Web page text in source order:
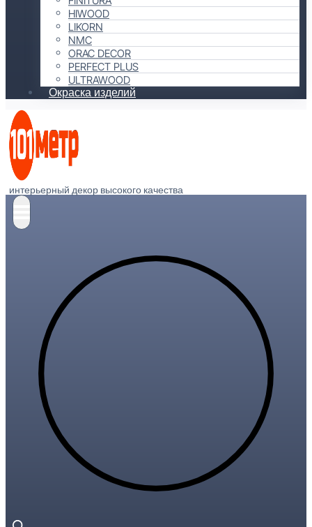
HIWOOD
LIKORN
NMC
ORAC DECOR
PERFECT PLUS
ULTRAWOOD
Окраска изделий
интерьерный декор высокого качества